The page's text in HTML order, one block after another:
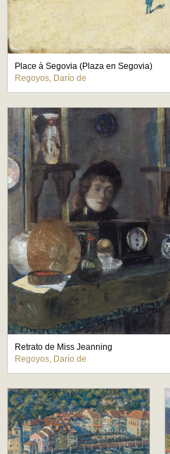
Place à Segovia (Plaza en Segovia)
Regoyos, Darío de
Retrato de Miss Jeanning
Regoyos, Darío de